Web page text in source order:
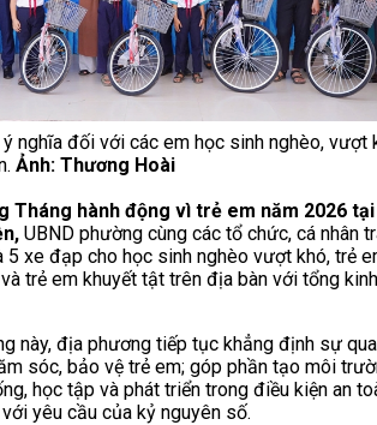
nghĩa đối với các em học sinh nghèo, vượt
Ảnh: Thương Hoài
Tháng hành động vì trẻ em năm 2026 tại
UBND phường cùng các tổ chức, cá nhân
5 xe đạp cho học sinh nghèo vượt khó, trẻ
trẻ em khuyết tật trên địa bàn với tổng
này, địa phương tiếp tục khẳng định sự
sóc, bảo vệ trẻ em; góp phần tạo môi
học tập và phát triển trong điều kiện an
yêu cầu của kỷ nguyên số.